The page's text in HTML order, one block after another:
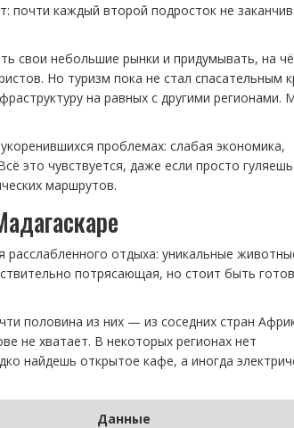
почти каждый второй подросток не
свои небольшие рынки и придумывать, на
Но туризм пока не стал спасательным
на равных с другими регионами.
проблемах: слабая экономика,
это чувствуется, даже если просто
маршрутов.
отдыха: уникальные
потрясающая, но стоит быть
половина из них — из соседних стран
не хватает. В некоторых регионах нет
найдешь открытое кафе, а иногда
Данные